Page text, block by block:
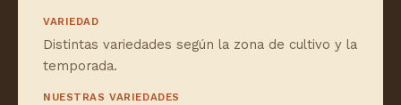
VARIEDAD
Distintas variedades según la zona de cultivo y la
temporada.
NUESTRAS VARIEDADES